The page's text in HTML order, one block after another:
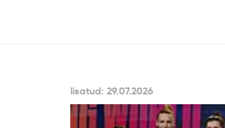
lisatud: 29.07.2026